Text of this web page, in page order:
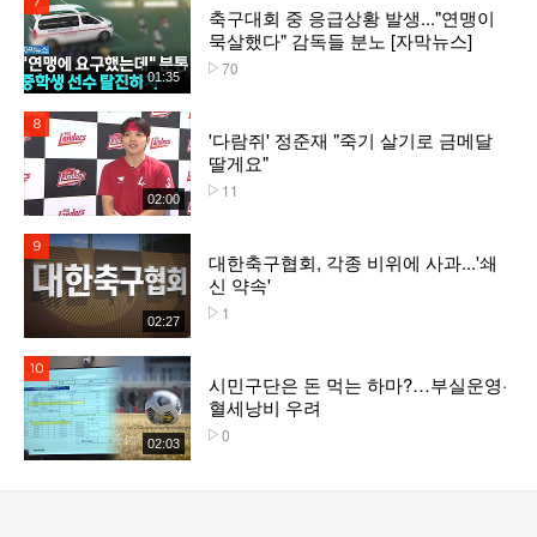
01:35
축구대회 중 응급상황 발생..."연맹이
묵살했다" 감독들 분노 [자막뉴스]
70
02:00
'다람쥐' 정준재 "죽기 살기로 금메달
딸게요"
11
02:27
대한축구협회, 각종 비위에 사과...'쇄
신 약속'
1
02:03
시민구단은 돈 먹는 하마?…부실운영·
혈세낭비 우려
0